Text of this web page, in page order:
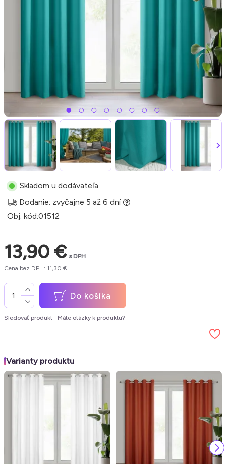
13,90 € s DPH
Cena bez DPH: 11,30 €
Skladom u dodávateľa
Dodanie: zvyčajne 5 až 6 dní
Obj. kód:01512
Do košíka
Sledovať produkt Máte otázky k produktu?
Varianty produktu